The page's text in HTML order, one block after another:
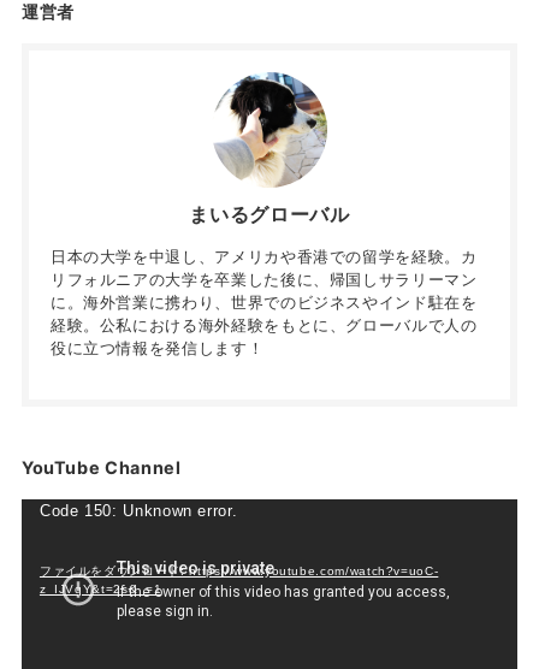
運営者
まいるグローバル
日本の大学を中退し、アメリカや香港での留学を経験。カ
リフォルニアの大学を卒業した後に、帰国しサラリーマン
に。海外営業に携わり、世界でのビジネスやインド駐在を
経験。公私における海外経験をもとに、グローバルで人の
役に立つ情報を発信します！
YouTube Channel
動
プ
レ
Code 150: Unknown error.
ファイルをダウンロード: https://www.youtube.com/watch?v=uoC-
z_IJVqY&t=2s&_=1